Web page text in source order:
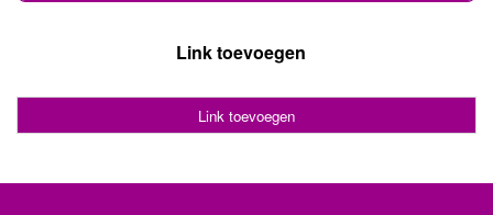
Link toevoegen
Link toevoegen